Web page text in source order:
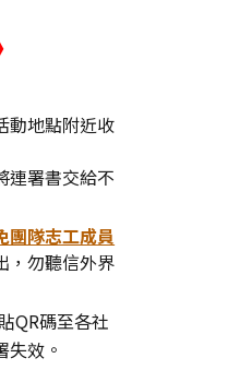
動地點附近收
連署書交給不
團隊志工成員
，勿聽信外界
QR碼至各社
效。